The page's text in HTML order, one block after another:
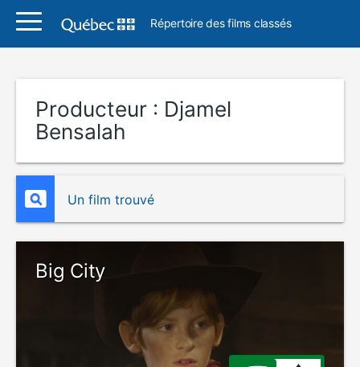
Répertoire des films classés
Producteur : Djamel
Bensalah
Un film trouvé
Big City